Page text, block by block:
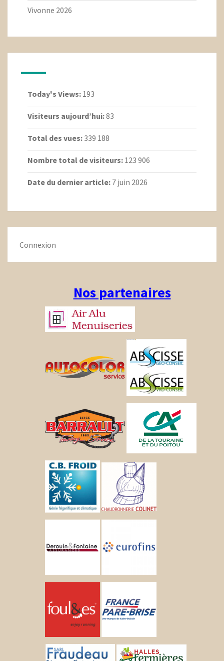
Vivonne 2026
Today's Views: 193
Visiteurs aujourd’hui:83
Total des vues: 339 188
Nombre total de visiteurs: 123 906
Date du dernier article: 7 juin 2026
Connexion
Nos partenaires